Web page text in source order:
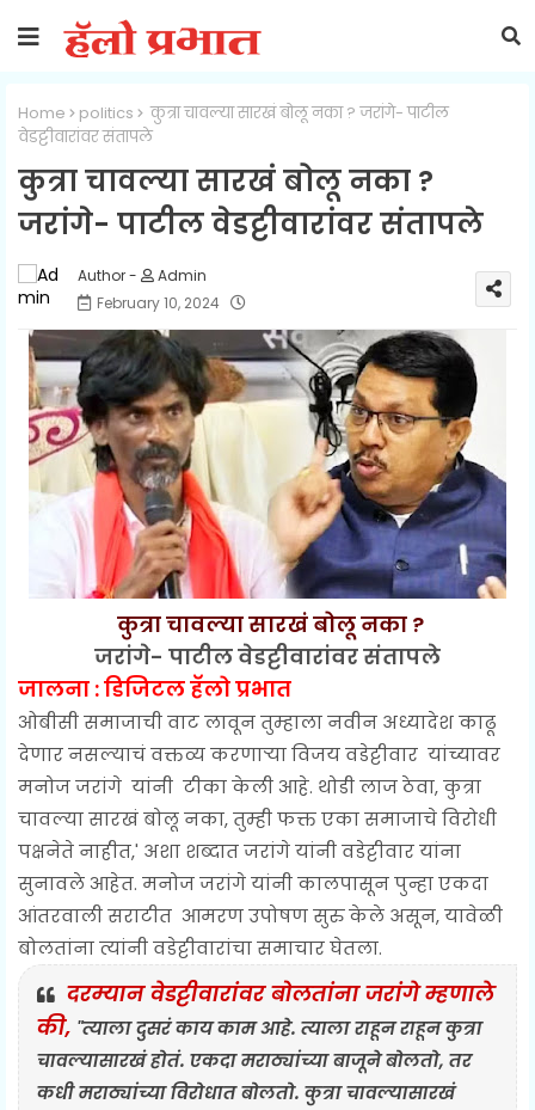
Home politics
कुत्रा चावल्या सारखं बोलू नका ? जरांगे- पाटील
वेडट्टीवारांवर संतापले
कुत्रा चावल्या सारखं बोलू नका ?
जरांगे- पाटील वेडट्टीवारांवर संतापले
Admin
February 10, 2024
कुत्रा चावल्या सारखं बोलू नका ?
जरांगे- पाटील वेडट्टीवारांवर संतापले
जालना : डिजिटल हॅलो प्रभात
ओबीसी समाजाची वाट लावून तुम्हाला नवीन अध्यादेश काढू
देणार नसल्याचं वक्तव्य करणाऱ्या विजय वडेट्टीवार यांच्यावर
मनोज जरांगे यांनी टीका केली आहे. थोडी लाज ठेवा, कुत्रा
चावल्या सारखं बोलू नका, तुम्ही फक्त एका समाजाचे विरोधी
पक्षनेते नाहीत,' अशा शब्दात जरांगे यांनी वडेट्टीवार यांना
सुनावले आहेत. मनोज जरांगे यांनी कालपासून पुन्हा एकदा
आंतरवाली सराटीत आमरण उपोषण सुरु केले असून, यावेळी
बोलतांना त्यांनी वडेट्टीवारांचा समाचार घेतला.
दरम्यान वेडट्टीवारांवर बोलतांना जरांगे म्हणाले
की, "त्याला दुसरं काय काम आहे. त्याला राहून राहून कुत्रा
चावल्यासारखं होतं. एकदा मराठ्यांच्या बाजूने बोलतो, तर
कधी मराठ्यांच्या विरोधात बोलतो. कुत्रा चावल्यासारखं